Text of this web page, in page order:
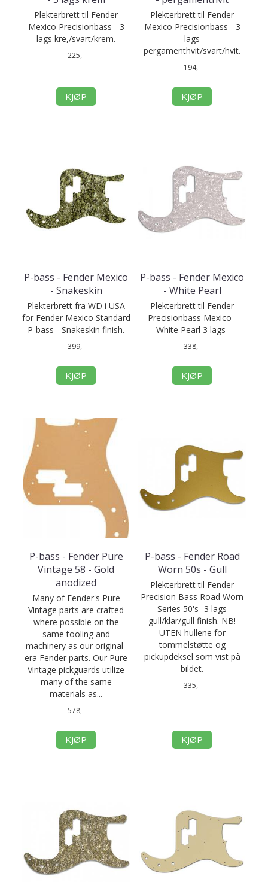
Plekterbrett til Fender
Mexico Precisionbass - 3
lags kre,/svart/krem.
225,-
KJØP
Plekterbrett til Fender
Mexico Precisionbass - 3
lags
pergamenthvit/svart/hvit.
194,-
KJØP
P-bass - Fender Mexico
- Snakeskin
Plekterbrett fra WD i USA
for Fender Mexico Standard
P-bass - Snakeskin finish.
399,-
KJØP
P-bass - Fender Mexico
- White Pearl
Plekterbrett til Fender
Precisionbass Mexico -
White Pearl 3 lags
338,-
KJØP
P-bass - Fender Pure
Vintage 58 - Gold
anodized
Many of Fender's Pure
Vintage parts are crafted
where possible on the
same tooling and
machinery as our original-
era Fender parts. Our Pure
Vintage pickguards utilize
many of the same
materials as...
578,-
KJØP
P-bass - Fender Road
Worn 50s - Gull
Plekterbrett til Fender
Precision Bass Road Worn
Series 50's- 3 lags
gull/klar/gull finish. NB!
UTEN hullene for
tommelstøtte og
pickupdeksel som vist på
bildet.
335,-
KJØP